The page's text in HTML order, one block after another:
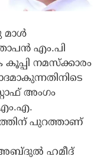
മാള്‍
എം.പി
നമസ്‌ക്കാരം
അംഗം
പുറത്താണ്
അബ്ദുല്‍ ഹമീദ്